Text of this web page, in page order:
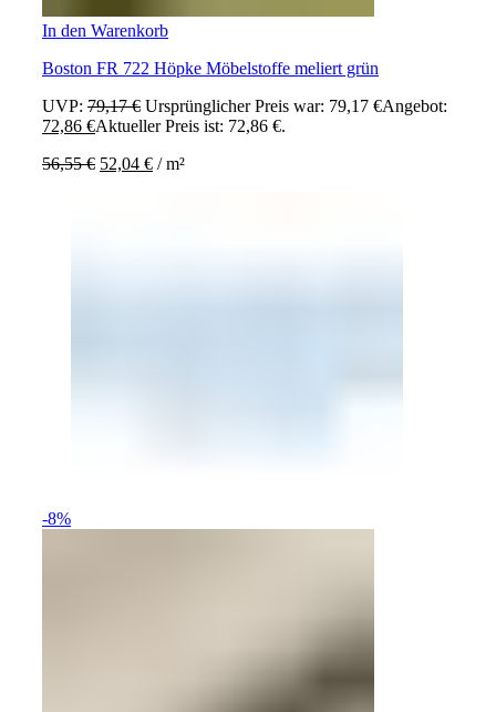
In den Warenkorb
Boston FR 722 Höpke Möbelstoffe meliert grün
UVP: 79,17€ Ursprünglicher Preis war: 79,17 €Angebot:
72,86 €Aktueller Preis ist: 72,86 €.
56,55€ 52,04 € /m²
-8%